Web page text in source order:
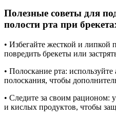
Полезные советы для
полости рта при
• Избегайте жесткой и
повредить брекеты или
• Полоскание рта:
полоскания, чтобы
• Следите за своим рационом:
и кислых продуктов, чтобы